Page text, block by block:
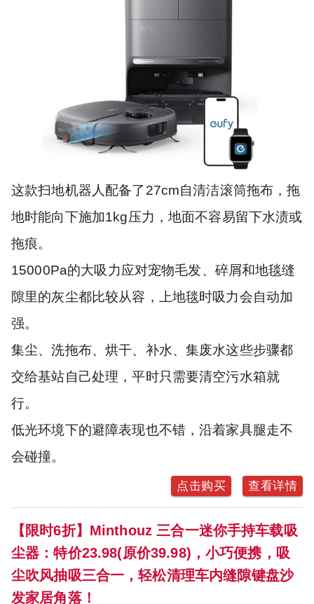
这款扫地机器人配备了27cm自清洁滚筒拖布，拖
地时能向下施加1kg压力，地面不容易留下水渍或
拖痕。
15000Pa的大吸力应对宠物毛发、碎屑和地毯缝
隙里的灰尘都比较从容，上地毯时吸力会自动加
强。
集尘、洗拖布、烘干、补水、集废水这些步骤都
交给基站自己处理，平时只需要清空污水箱就
行。
低光环境下的避障表现也不错，沿着家具腿走不
会碰撞。
点击购买 查看详情
【限时6折】Minthouz 三合一迷你手持车载吸
尘器：特价23.98(原价39.98)，小巧便携，吸
尘吹风抽吸三合一，轻松清理车内缝隙键盘沙
发家居角落！